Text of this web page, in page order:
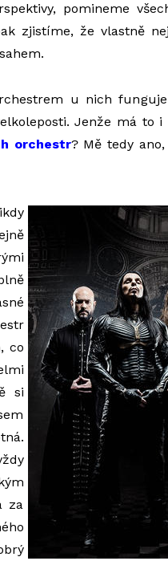
pomineme
zjistíme, že vlastně
u nich
Jenže má to
orchestr? Mě tedy
co
si
za